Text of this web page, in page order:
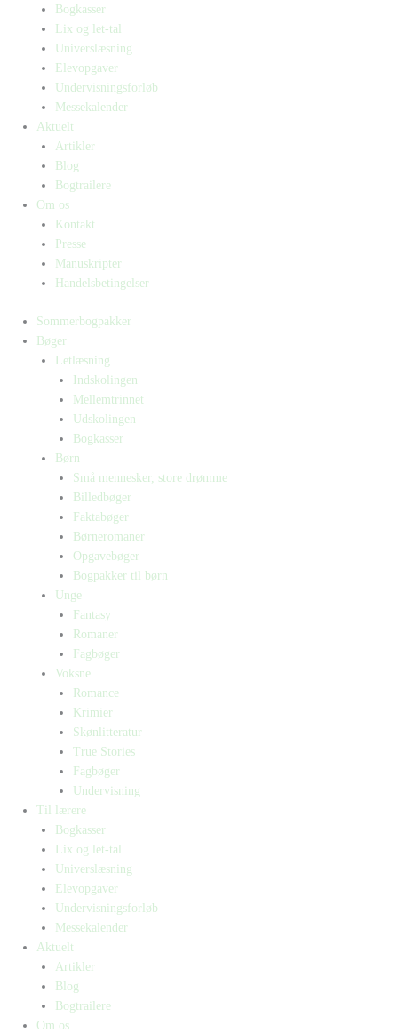
Bogkasser
Lix og let-tal
Universlæsning
Elevopgaver
Undervisningsforløb
Messekalender
Aktuelt
Artikler
Blog
Bogtrailere
Om os
Kontakt
Presse
Manuskripter
Handelsbetingelser
Sommerbogpakker
Bøger
Letlæsning
Indskolingen
Mellemtrinnet
Udskolingen
Bogkasser
Børn
Små mennesker, store drømme
Billedbøger
Faktabøger
Børneromaner
Opgavebøger
Bogpakker til børn
Unge
Fantasy
Romaner
Fagbøger
Voksne
Romance
Krimier
Skønlitteratur
True Stories
Fagbøger
Undervisning
Til lærere
Bogkasser
Lix og let-tal
Universlæsning
Elevopgaver
Undervisningsforløb
Messekalender
Aktuelt
Artikler
Blog
Bogtrailere
Om os